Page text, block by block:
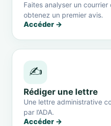
Faites analyser un
obtenez un premier avis.
Accéder →
✍️
Rédiger une lettre
Une lettre administrative
par l’ADA.
Accéder →